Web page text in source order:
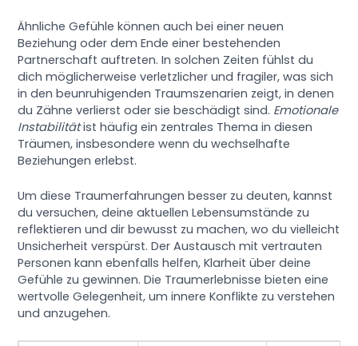
Ähnliche Gefühle können auch bei einer neuen
Beziehung oder dem Ende einer bestehenden
Partnerschaft auftreten. In solchen Zeiten fühlst du
dich möglicherweise verletzlicher und fragiler, was sich
in den beunruhigenden Traumszenarien zeigt, in denen
du Zähne verlierst oder sie beschädigt sind. Emotionale
Instabilitätist häufig ein zentrales Thema in diesen
Träumen, insbesondere wenn du wechselhafte
Beziehungen erlebst.
Um diese Traumerfahrungen besser zu deuten, kannst
du versuchen, deine aktuellen Lebensumstände zu
reflektieren und dir bewusst zu machen, wo du vielleicht
Unsicherheit verspürst. Der Austausch mit vertrauten
Personen kann ebenfalls helfen, Klarheit über deine
Gefühle zu gewinnen. Die Traumerlebnisse bieten eine
wertvolle Gelegenheit, um innere Konflikte zu verstehen
und anzugehen.